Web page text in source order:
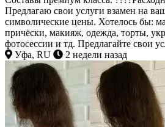
Предлагаю свои услуги взамен на
символические цены. Хотелось бы:
причёски, макияж, одежда, торты,
фотосессии и тд. Предлагайте свои
Уфа, RU
2 недели назад